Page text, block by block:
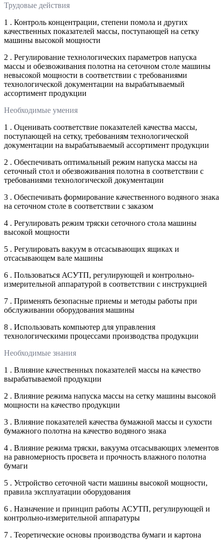
Трудовые действия
1 . Контроль концентрации, степени помола и других
качественных показателей массы, поступающей на сетку
машины высокой мощности
2 . Регулирование технологических параметров напуска
массы и обезвоживания полотна на сеточном столе машины
невысокой мощности в соответствии с требованиями
технологической документации на вырабатываемый
ассортимент продукции
Необходимые умения
1 . Оценивать соответствие показателей качества массы,
поступающей на сетку, требованиям технологической
документации на вырабатываемый ассортимент продукции
2 . Обеспечивать оптимальный режим напуска массы на
сеточный стол и обезвоживания полотна в соответствии с
требованиями технологической документации
3 . Обеспечивать формирование качественного водяного знака
на сеточном столе в соответствии с заказом
4 . Регулировать режим тряски сеточного стола машины
высокой мощности
5 . Регулировать вакуум в отсасывающих ящиках и
отсасывающем вале машины
6 . Пользоваться АСУТП, регулирующей и контрольно-
измерительной аппаратурой в соответствии с инструкцией
7 . Применять безопасные приемы и методы работы при
обслуживании оборудования машины
8 . Использовать компьютер для управления
технологическими процессами производства продукции
Необходимые знания
1 . Влияние качественных показателей массы на качество
вырабатываемой продукции
2 . Влияние режима напуска массы на сетку машины высокой
мощности на качество продукции
3 . Влияние показателей качества бумажной массы и сухости
бумажного полотна на качество водяного знака
4 . Влияние режима тряски, вакуума отсасывающих элементов
на равномерность просвета и прочность влажного полотна
бумаги
5 . Устройство сеточной части машины высокой мощности,
правила эксплуатации оборудования
6 . Назначение и принцип работы АСУТП, регулирующей и
контрольно-измерительной аппаратуры
7 . Теоретические основы производства бумаги и картона